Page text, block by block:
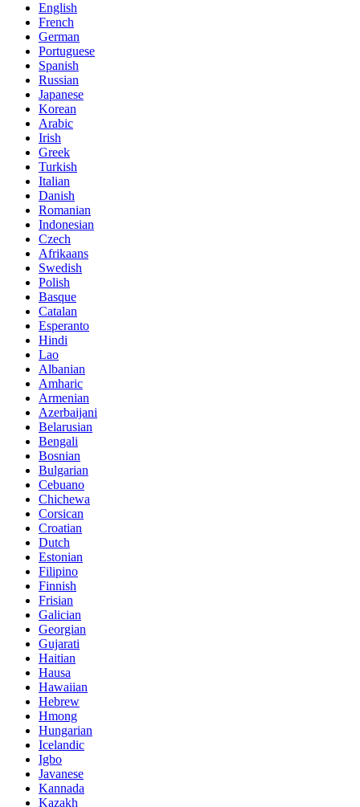
English
French
German
Portuguese
Spanish
Russian
Japanese
Korean
Arabic
Irish
Greek
Turkish
Italian
Danish
Romanian
Indonesian
Czech
Afrikaans
Swedish
Polish
Basque
Catalan
Esperanto
Hindi
Lao
Albanian
Amharic
Armenian
Azerbaijani
Belarusian
Bengali
Bosnian
Bulgarian
Cebuano
Chichewa
Corsican
Croatian
Dutch
Estonian
Filipino
Finnish
Frisian
Galician
Georgian
Gujarati
Haitian
Hausa
Hawaiian
Hebrew
Hmong
Hungarian
Icelandic
Igbo
Javanese
Kannada
Kazakh